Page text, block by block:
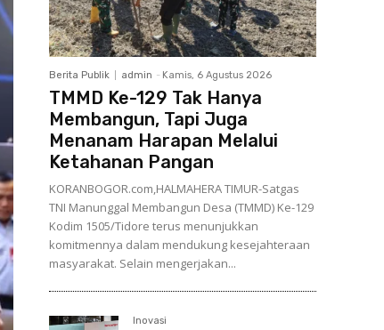
Berita Publik admin - Kamis, 6 Agustus 2026
TMMD Ke-129 Tak Hanya
Membangun, Tapi Juga
Menanam Harapan Melalui
Ketahanan Pangan
KORANBOGOR.com,HALMAHERA TIMUR-Satgas
TNI Manunggal Membangun Desa (TMMD) Ke-129
Kodim 1505/Tidore terus menunjukkan
komitmennya dalam mendukung kesejahteraan
masyarakat. Selain mengerjakan...
Inovasi